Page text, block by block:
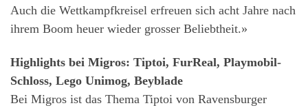
Auch die Wettkampfkreisel erfreuen sich acht Jahre nach
ihrem Boom heuer wieder grosser Beliebtheit.»
Highlights bei Migros: Tiptoi, FurReal, Playmobil-
Schloss, Lego Unimog, Beyblade
Bei Migros ist das Thema Tiptoi von Ravensburger